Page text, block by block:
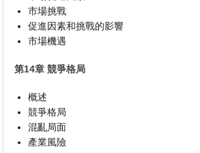
市場挑戰
促進因素和挑戰的影響
市場機遇
第14章 競爭格局
概述
競爭格局
混亂局面
產業風險